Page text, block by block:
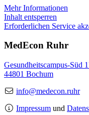
Mehr Informationen
Inhalt entsperren
Erforderlichen Service
MedEcon Ruhr
Gesundheitscampus-Süd
44801 Bochum
info@medecon.ruhr
Impressum und